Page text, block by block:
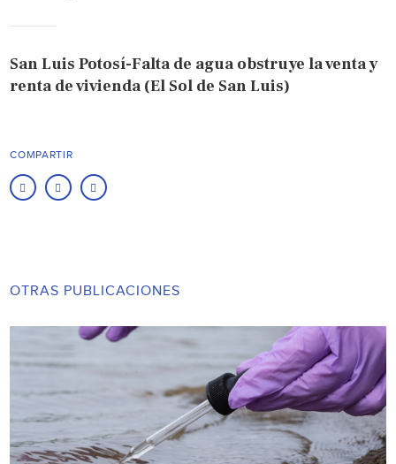
San Luis Potosí-Falta de agua obstruye la venta y
renta de vivienda (El Sol de San Luis)
COMPARTIR
OTRAS PUBLICACIONES